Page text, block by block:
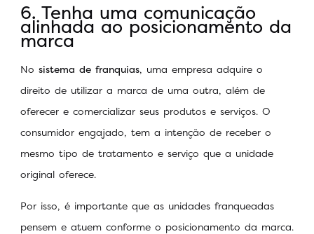
6. Tenha uma comunicação
alinhada ao posicionamento da
marca
No sistema de franquias, uma empresa adquire o
direito de utilizar a marca de uma outra, além de
oferecer e comercializar seus produtos e serviços. O
consumidor engajado, tem a intenção de receber o
mesmo tipo de tratamento e serviço que a unidade
original oferece.
Por isso, é importante que as unidades franqueadas
pensem e atuem conforme o posicionamento da marca.